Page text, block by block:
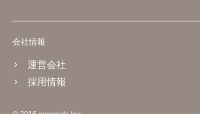
会社情報
運営会社
採用情報